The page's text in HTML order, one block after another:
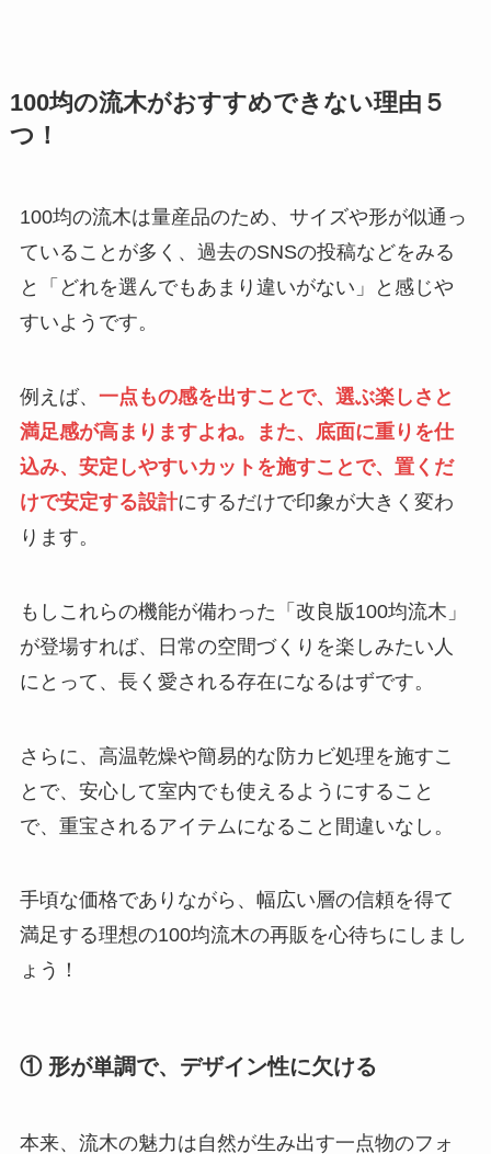
セリア等でポイズン
【100均】ダイソー/
セリア等でフロアラ
バーほうきは買え
【100均】ダイソー/
セリア等でハンディ
ファンカバーは買え
る？おすすめ素材＆
セリア等で帽子クリ
ップは買える？使い
方とおすすめも紹
【100均】ダイソー/
セリア等でスパイス
ミルは買える？手
すく解説！
すめ通販も紹介！
【100均】ダイソー/
100均の流木がおすすめできない理由５
つ！
100均の流木は量産品のため、サイズや形が似通っ
ていることが多く、過去のSNSの投稿などをみる
と「どれを選んでもあまり違いがない」と感じや
すいようです。
例えば、 一点もの感を出すことで、選ぶ楽しさと
満足感が高まりますよね。また、
底面に重りを仕
込み、安定しやすいカットを施すことで、置くだ
けで安定する設計にするだけで印象が大きく変わ
ります。
もしこれらの機能が備わった「改良版100均流木」
が登場すれば、日常の空間づくりを楽しみたい人
にとって、長く愛される存在になるはずです。
さらに、高温乾燥や簡易的な防カビ処理を施すこ
とで、安心して室内でも使えるようにすること
で、重宝されるアイテムになること間違いなし。
手頃な価格でありながら、幅広い層の信頼を得て
満足する理想の100均流木の再販を心待ちにしまし
ょう！
① 形が単調で、デザイン性に欠ける
本来、流木の魅力は自然が生み出す一点物のフォ